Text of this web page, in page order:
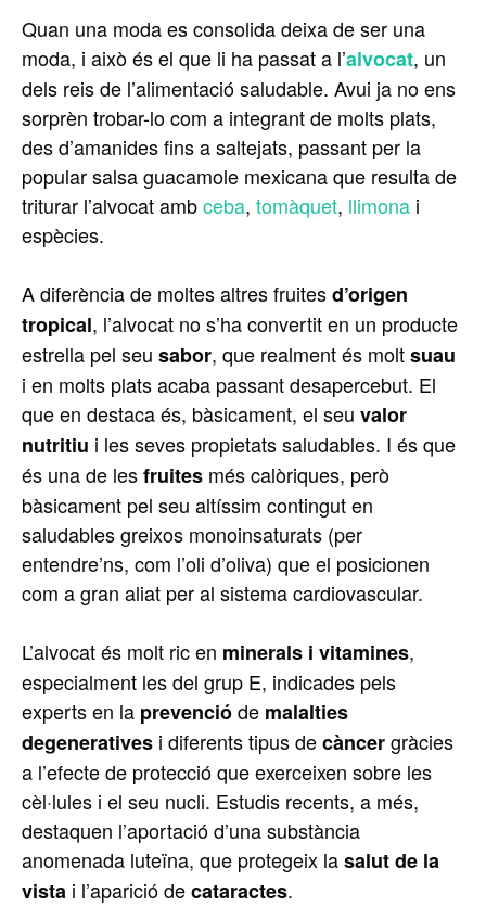
Quan una moda es consolida deixa de ser una
moda, i això és el que li ha passat a l’alvocat, un
dels reis de l’alimentació saludable. Avui ja no ens
sorprèn trobar-lo com a integrant de molts plats,
des d’amanides fins a saltejats, passant per la
popular salsa guacamole mexicana que resulta de
triturar l’alvocat ambceba, tomàquet, llimona i
espècies.
A diferència de moltes altres fruitesd’origen
tropical, l’alvocat no s’ha convertit en un producte
estrella pel seu sabor, que realment és moltsuau
i en molts plats acaba passant desapercebut. El
que en destaca és, bàsicament, el seu valor
nutritiu i les seves propietats saludables. I és que
és una de lesfruites més calòriques, però
bàsicament pel seu altíssim contingut en
saludables greixos monoinsaturats (per
entendre’ns, com l’oli d’oliva) que el posicionen
com a gran aliat per al sistema cardiovascular.
L’alvocat és molt ric en minerals i vitamines,
especialment les del grup E, indicades pels
experts en la prevencióde malalties
degeneratives i diferents tipus decàncergràcies
a l’efecte de protecció que exerceixen sobre les
cèl·lules i el seu nucli. Estudis recents, a més,
destaquen l’aportació d’una substància
anomenada luteïna, que protegeix lasalut de la
vista i l’aparició decataractes.